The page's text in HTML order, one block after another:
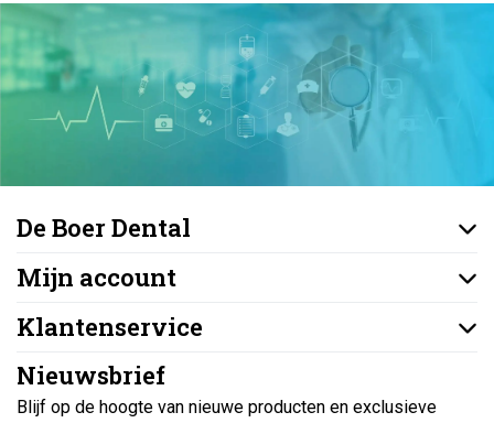
De Boer Dental
Mijn account
Klantenservice
Nieuwsbrief
Blijf op de hoogte van nieuwe producten en exclusieve